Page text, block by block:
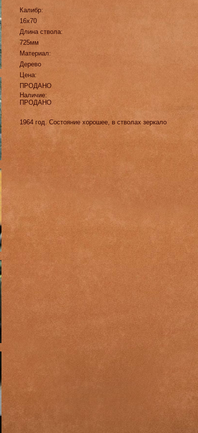
Калибр:
16х70
Длина ствола:
725мм
Материал:
Дерево
Цена:
ПРОДАНО
Наличие:
ПРОДАНО
1964 год. Состояние хорошее, в стволах зеркало